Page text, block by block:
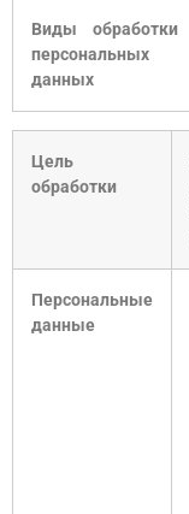
Виды обработки
персональных
данных
Цель
обработки
Персональные
данные